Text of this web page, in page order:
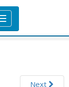
T
o
Next